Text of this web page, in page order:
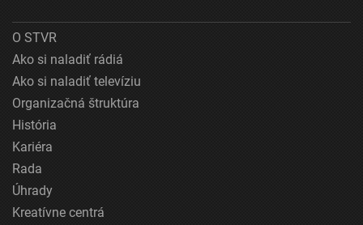
O STVR
Ako si naladiť rádiá
Ako si naladiť televíziu
Organizačná štruktúra
História
Kariéra
Rada
Úhrady
Kreatívne centrá